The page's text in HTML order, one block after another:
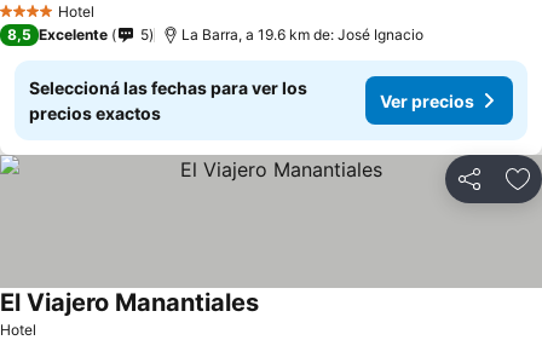
4 EstrellasHotel
8,5 Excelente 5 La Barra, a 19.6 km de: José Ignacio
Seleccioná las fechas para ver los
precios exactos
Ver precios
Compartir
Hotel
El Viajero Manantiales